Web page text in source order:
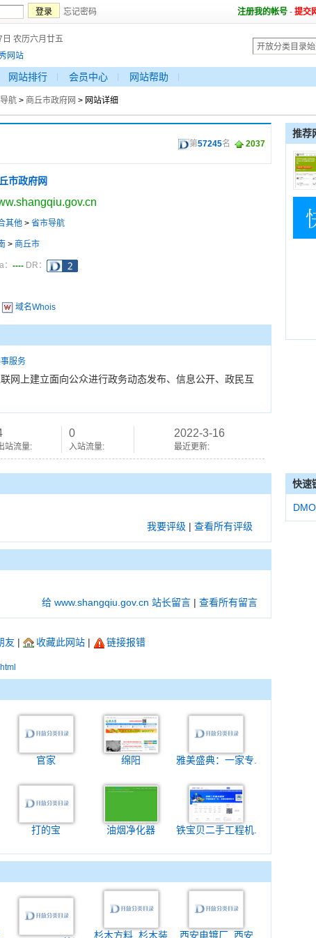
忘记密码 注册我的帐号 - 提交
农历六月廿五
网站
网站排行 会员中心 网站帮助
航 > 商丘市政府网 > 网站详细
第57245名 2037
市政府网
其他 > 省市导航
> 商丘市
---- DR：
域名Whois
服务
网上建立面向公众进行政务动态发布、信息公开、政民互
站流量:
0
入站流量:
2022-3-16
最近更新:
推荐
我要评级 | 查看所有评级
给 www.shangqiu.gov.cn 站长留言 | 查看所有留言
友 | 收藏此网站| 链接报错
官家 绵阳 雅美盛典：一家专.
打的宝 油烟净化器 铁宝贝二手工程机.
杉木方料_杉木装 西安电镀厂_西安
快速